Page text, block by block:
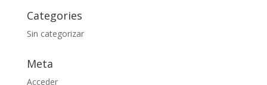
Categories
Sin categorizar
Meta
Acceder